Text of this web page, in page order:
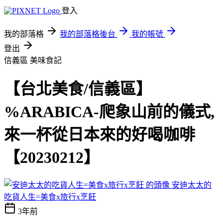
登入
我的部落格 我的部落格後台
我的帳號
登出
信義區 美味食記
【台北美食/信義區】
%ARABICA-爬象山前的儀式,
來一杯從日本來的好喝咖啡
【20230212】
安迪太太的
吃貨人生=美食x旅行x烹飪
3年前